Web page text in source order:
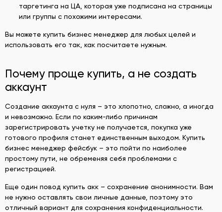
таргетинга на ЦА, которая уже подписана на страницы
или группы с похожими интересами.
Вы можете купить бизнес менеджер для любых целей и
использовать его так, как посчитаете нужным.
Почему проще купить, а не создать
аккаунт
Создание аккаунта с нуля – это хлопотно, сложно, а иногда
и невозможно. Если по каким-либо причинам
зарегистрировать учетку не получается, покупка уже
готового профиля станет единственным выходом. Купить
бизнес менеджер фейсбук – это пойти по наиболее
простому пути, не обременяя себя проблемами с
регистрацией.
Еще один повод купить акк – сохранение анонимности. Вам
не нужно оставлять свои личные данные, поэтому это
отличный вариант для сохранения конфиденциальности.